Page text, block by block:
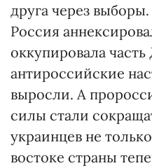
друга через
Россия
оккупировала часть
антироссийские
выросли. А
силы стали
украинцев не
востоке страны